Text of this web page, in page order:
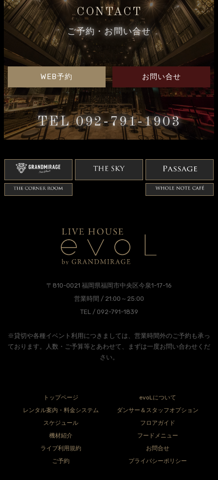
CONTACT
ご予約・お問い合せ
WEB予約 お問い合せ
TEL 092-791-1903
〒810-0021 福岡県福岡市中央区今泉1-17-16
営業時間 / 21:00～25:00
TEL / 092-791-1839
※貸切や各種イベント利用につきましては、営業時間外のご予約も承っ
ております。人数・ご予算等とあわせて、まずは一度お問い合わせくだ
さい。
トップページ
evoLについて
レンタル案内・料金システム
ダンサー＆スタッフオプション
スケジュール
フロアガイド
機材紹介
フードメニュー
ライブ利用規約
お問合せ
ご予約
プライバシーポリシー